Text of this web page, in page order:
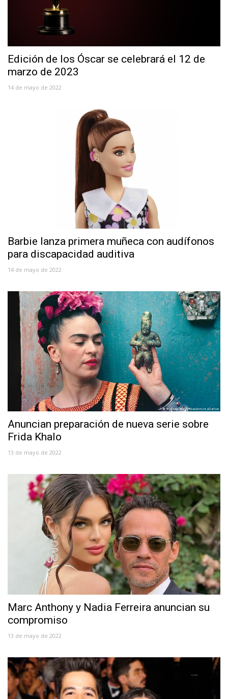
Edición de los Óscar se celebrará el 12 de
marzo de 2023
14 de mayo de 2022
Barbie lanza primera muñeca con audífonos
para discapacidad auditiva
14 de mayo de 2022
Anuncian preparación de nueva serie sobre
Frida Khalo
13 de mayo de 2022
Marc Anthony y Nadia Ferreira anuncian su
compromiso
13 de mayo de 2022